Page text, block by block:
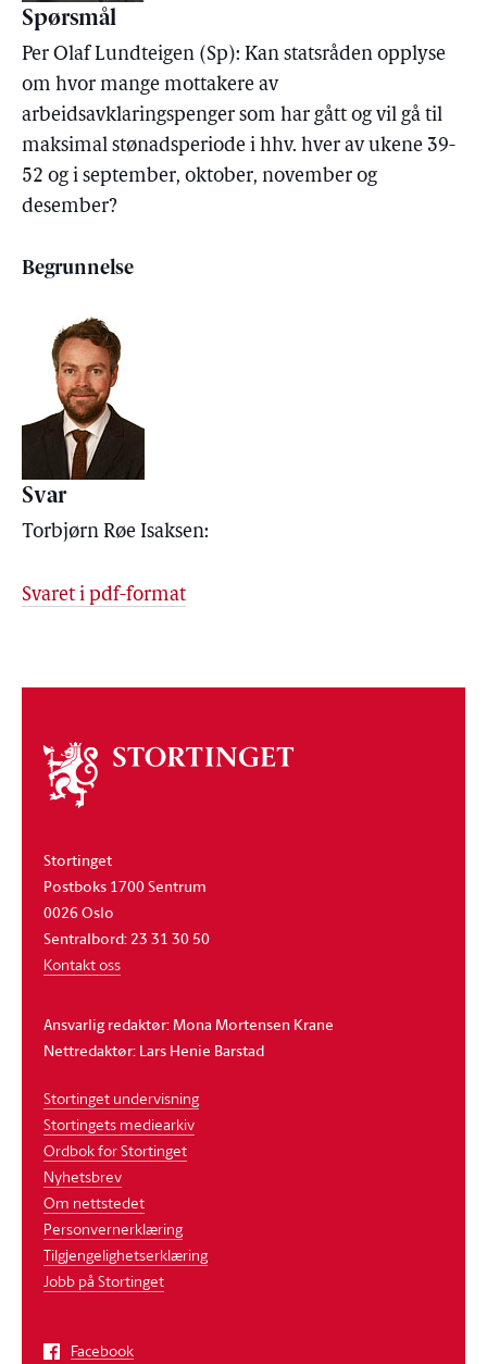
Spørsmål
Per Olaf Lundteigen (Sp): Kan statsråden opplyse
om hvor mange mottakere av
arbeidsavklaringspenger som har gått og vil gå til
maksimal stønadsperiode i hhv. hver av ukene 39-
52 og i september, oktober, november og
desember?
Begrunnelse
Svar
Torbjørn Røe Isaksen:
Svaret i pdf-format
Om
stortinget
Stortinget
Postboks 1700 Sentrum
0026 Oslo
Sentralbord: 23 31 30 50
Kontakt oss
Ansvarlig redaktør: Mona Mortensen Krane
Nettredaktør: Lars Henie Barstad
Stortinget undervisning
Stortingets mediearkiv
Ordbok for Stortinget
Nyhetsbrev
Om nettstedet
Personvernerklæring
Tilgjengelighetserklæring
Jobb på Stortinget
Facebook